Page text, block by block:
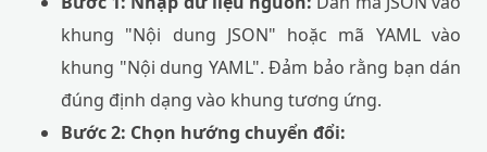
khung "Nội dung JSON" hoặc mã YAML vào
khung "Nội dung YAML". Đảm bảo rằng bạn dán
đúng định dạng vào khung tương ứng.
Bước 2: Chọn hướng chuyển đổi: